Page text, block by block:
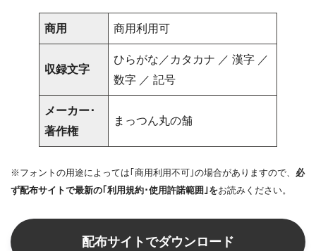
商用 商用利用可
収録文字
ひらがな／カタカナ ／ 漢字 ／
数字 ／ 記号
メーカー･
著作権
まっつん丸の舗
※フォントの用途によっては｢商用利用不可｣の場合がありますので、 必
ず配布サイトで最新の｢利用規約･使用許諾範囲｣をお読みください。
配布サイトでダウンロード